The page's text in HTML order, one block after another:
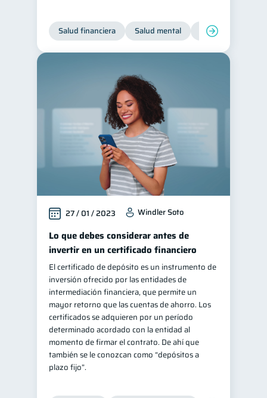
Salud financiera Salud mental Inclusión
27 / 01 / 2023 Windler Soto
Lo que debes considerar antes de
invertir en un certificado financiero
El certificado de depósito es un instrumento de
inversión ofrecido por las entidades de
intermediación financiera, que permite un
mayor retorno que las cuentas de ahorro. Los
certificados se adquieren por un período
determinado acordado con la entidad al
momento de firmar el contrato. De ahí que
también se le conozcan como “depósitos a
plazo fijo”.